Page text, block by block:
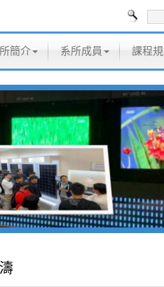
簡介 系所成員 課程規